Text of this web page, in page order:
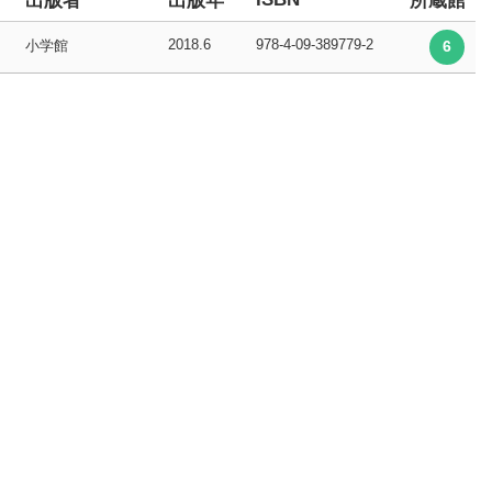
小学館 2018.6 978-4-09-389779-2 6